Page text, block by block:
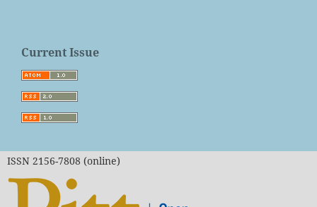
Current Issue
ISSN 2156-7808 (online)